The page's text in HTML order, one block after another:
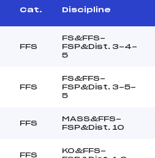
Cat. Discipline
FFS
FS&FFS-
FSP&Dist. 3-4-
5
FFS
FS&FFS-
FSP&Dist. 3-5-
5
FFS
MASS&FFS-
FSP&Dist. 10
FFS
KO&FFS-